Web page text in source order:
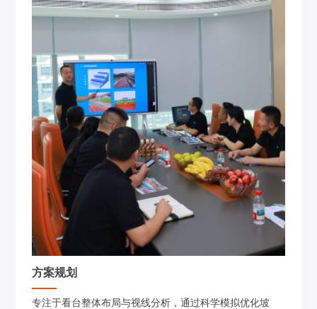
方案规划
专注于看台整体布局与视线分析，通过科学模拟优化坡